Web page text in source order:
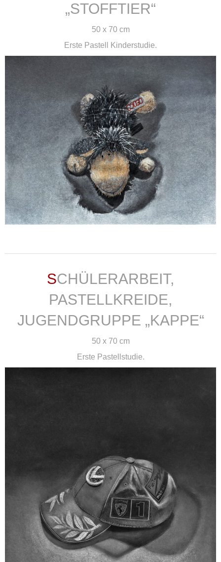
„STOFFTIER“
50 x 70 cm
Erste Pastell Kinderstudie.
SCHÜLERARBEIT,
PASTELLKREIDE,
JUGENDGRUPPE „KAPPE“
50 x 70 cm
Erste Pastellstudie.